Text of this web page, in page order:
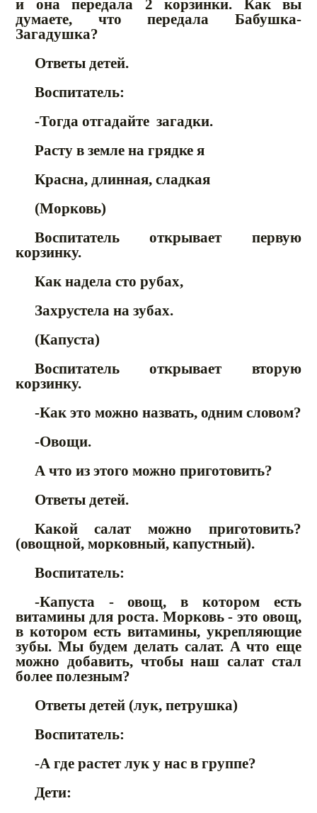
и она передала 2 корзинки. Как вы
думаете, что передала Бабушка-
Загадушка?
Ответы детей.
Воспитатель:
-Тогда отгадайте загадки.
Расту в земле на грядке я
Красна, длинная, сладкая
(Морковь)
Воспитатель открывает первую
корзинку.
Как надела сто рубах,
Захрустела на зубах.
(Капуста)
Воспитатель открывает вторую
корзинку.
-Как это можно назвать, одним словом?
-Овощи.
А что из этого можно приготовить?
Ответы детей.
Какой салат можно приготовить?
(овощной, морковный, капустный).
Воспитатель:
-Капуста - овощ, в котором есть
витамины для роста. Морковь - это овощ,
в котором есть витамины, укрепляющие
зубы. Мы будем делать салат. А что еще
можно добавить, чтобы наш салат стал
более полезным?
Ответы детей (лук, петрушка)
Воспитатель:
-А где растет лук у нас в группе?
Дети: